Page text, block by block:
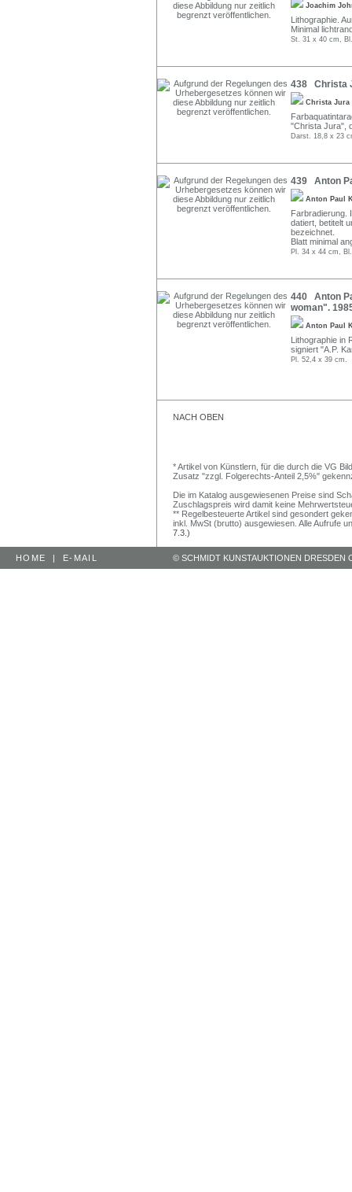
Joachim
Lithographie.
Minimal
St. 31 x 40 cm,
438 Christa
Christa Jura
"Christa Jura",
Darst. 18,8 x 23
439 Anton
Anton Paul
Farbradierung.
datiert, betitelt
bezeichnet.
Blatt minimal
Pl. 34 x 44 cm,
440 Anton
woman".
Anton Paul
Lithographie in
signiert "A.P.
Pl. 52,4 x 39 cm.
NACH OBEN
* Artikel von Künstlern, für die durch die VG
Zusatz "zzgl. Folgerechts-Anteil 2,5%"
Die im Katalog ausgewiesenen Preise sind
Zuschlagspreis wird damit keine
** Regelbesteuerte Artikel sind gesondert
inkl. MwSt (brutto) ausgewiesen. Alle Aufrufe
7.3.)
HOME | E-MAIL © SCHMIDT KUNSTAUKTIONEN DRESDEN